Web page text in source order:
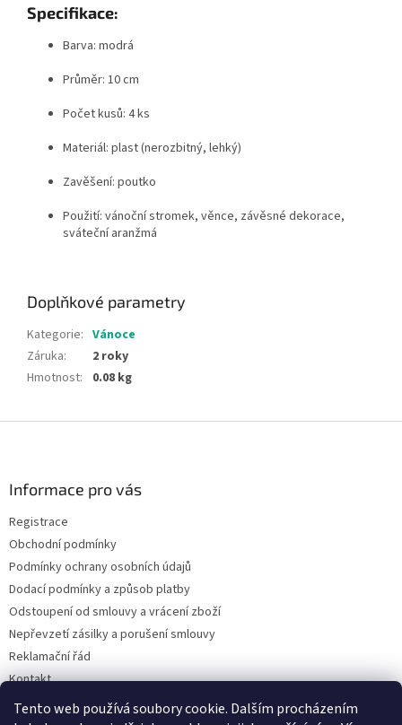
Tento web používá soubory cookie. Dalším procházením
Specifikace:
Barva: modrá
Průměr: 10 cm
Počet kusů: 4 ks
Materiál: plast (nerozbitný, lehký)
Zavěšení: poutko
Použití: vánoční stromek, věnce, závěsné dekorace,
sváteční aranžmá
Doplňkové parametry
Kategorie: Vánoce
Záruka:
2 roky
Hmotnost: 0.08 kg
Informace pro vás
Registrace
Obchodní podmínky
Podmínky ochrany osobních údajů
Dodací podmínky a způsob platby
Odstoupení od smlouvy a vrácení zboží
Nepřevzetí zásilky a porušení smlouvy
Reklamační řád
Kontakt
Napište nám